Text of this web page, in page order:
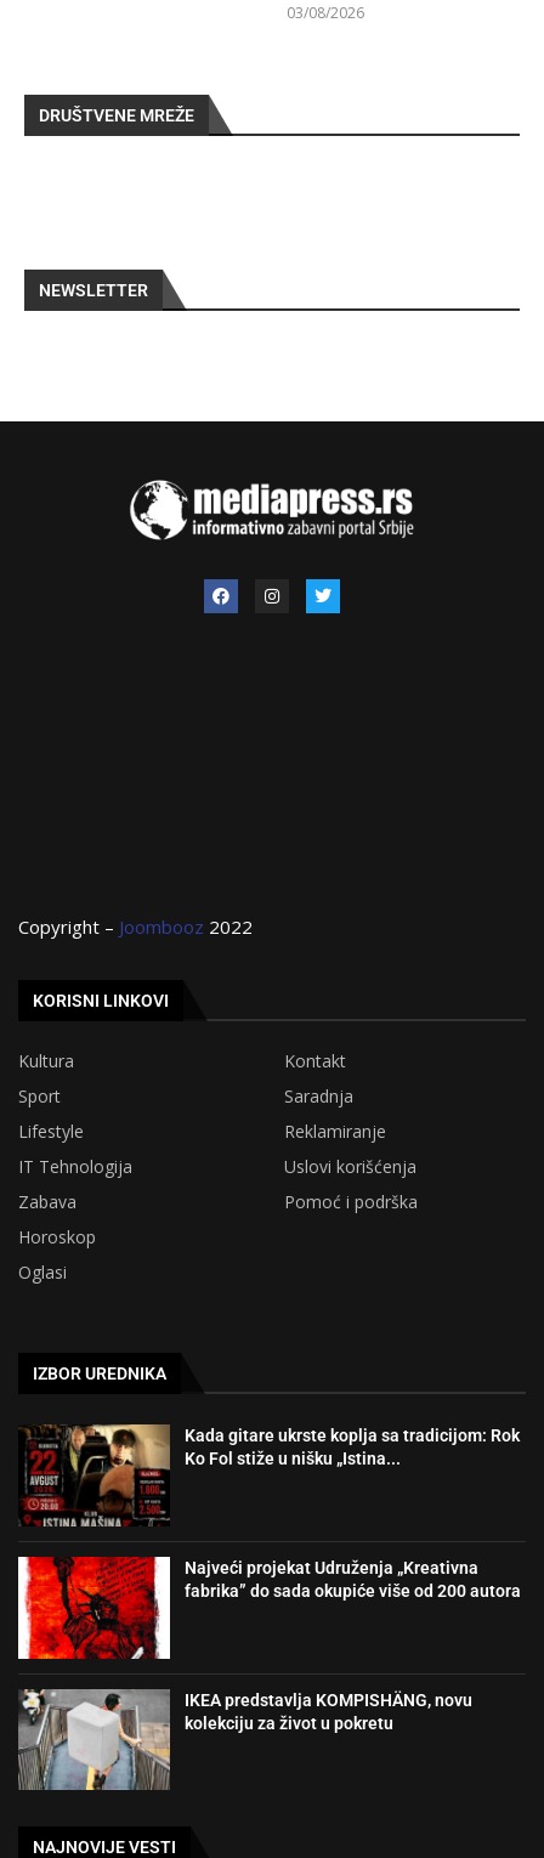
03/08/2026
DRUŠTVENE MREŽE
NEWSLETTER
Copyright – Joombooz 2022
KORISNI LINKOVI
Kultura
Kontakt
Sport
Saradnja
Lifestyle
Reklamiranje
IT Tehnologija
Uslovi korišćenja
Zabava
Pomoć i podrška
Horoskop
Oglasi
IZBOR UREDNIKA
Kada gitare ukrste koplja sa tradicijom: Rok
Ko Fol stiže u nišku „Istina...
Najveći projekat Udruženja „Kreativna
fabrika” do sada okupiće više od 200 autora
IKEA predstavlja KOMPISHÄNG, novu
kolekciju za život u pokretu
NAJNOVIJE VESTI